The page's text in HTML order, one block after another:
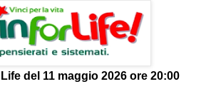
del 11 maggio 2026 ore 20:00